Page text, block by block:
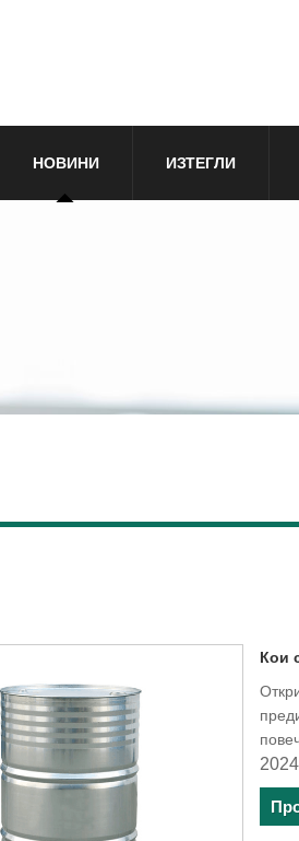
НОВИНИ ИЗТЕГЛИ
Кои